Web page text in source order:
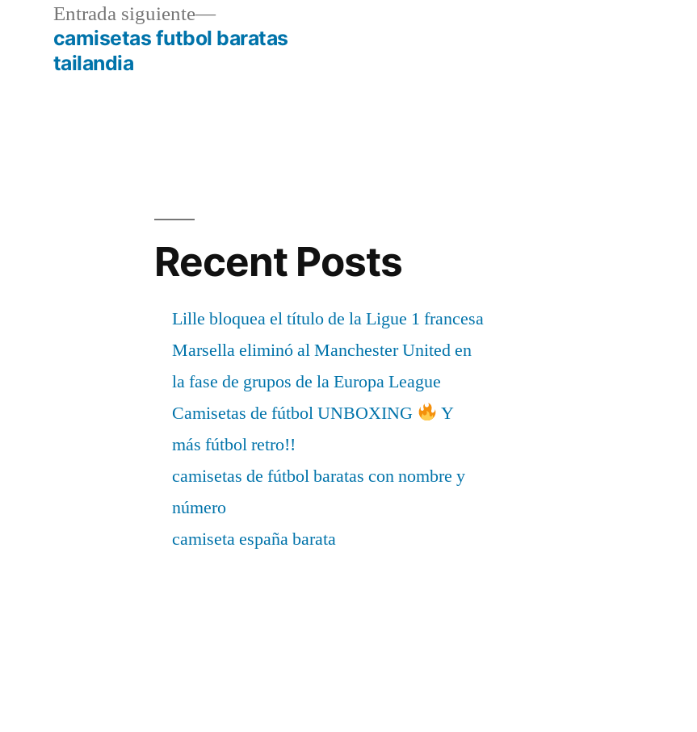
Entrada siguiente
Entrada
siguiente:
camisetas futbol baratas
tailandia
Recent Posts
Lille bloquea el título de la Ligue 1 francesa
Marsella eliminó al Manchester United en
la fase de grupos de la Europa League
Camisetas de fútbol UNBOXING
Y
más fútbol retro!!
camisetas de fútbol baratas con nombre y
número
camiseta españa barata